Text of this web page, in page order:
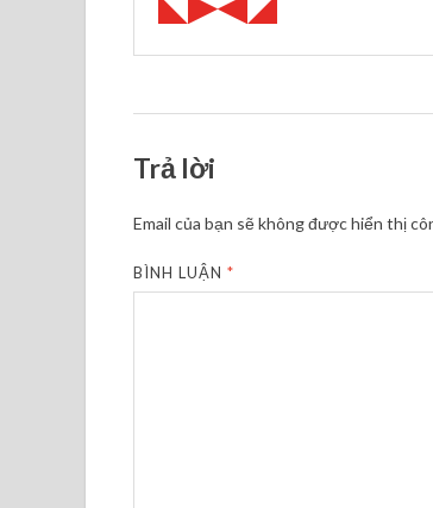
Trả lời
Email của bạn sẽ không được hiển thị
BÌNH LUẬN*